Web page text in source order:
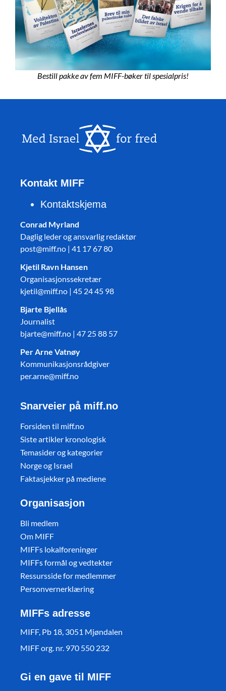
Bestill pakke av fem MIFF-bøker til spesialpris!
Kontakt MIFF
Kontaktskjema
Conrad Myrland
Daglig leder og ansvarlig redaktør
post@miff.no | 41 17 67 80
Kjetil Ravn Hansen
Organisasjonssekretær
kjetil@miff.no | 45 24 45 98
Bjarte Bjellås
Journalist
bjarte@miff.no | 47 25 88 57
Per Arne Vatnøy
Kommunikasjonsrådgiver
per.arne@miff.no
Snarveier på miff.no
Forsiden til miff.no
Siste artikler kronologisk
Temasider og kategorier
Norge og Israel
Faktasjekker på mediene
Organisasjon
Bli medlem
Om MIFF
MIFFs lokalforeninger
MIFFs formål og vedtekter
Ressursside for medlemmer
Personvernerklæring
MIFFs adresse
MIFF, Pb 18, 3051 Mjøndalen
MIFF org. nr. 970 550 232
Gi en gave til MIFF